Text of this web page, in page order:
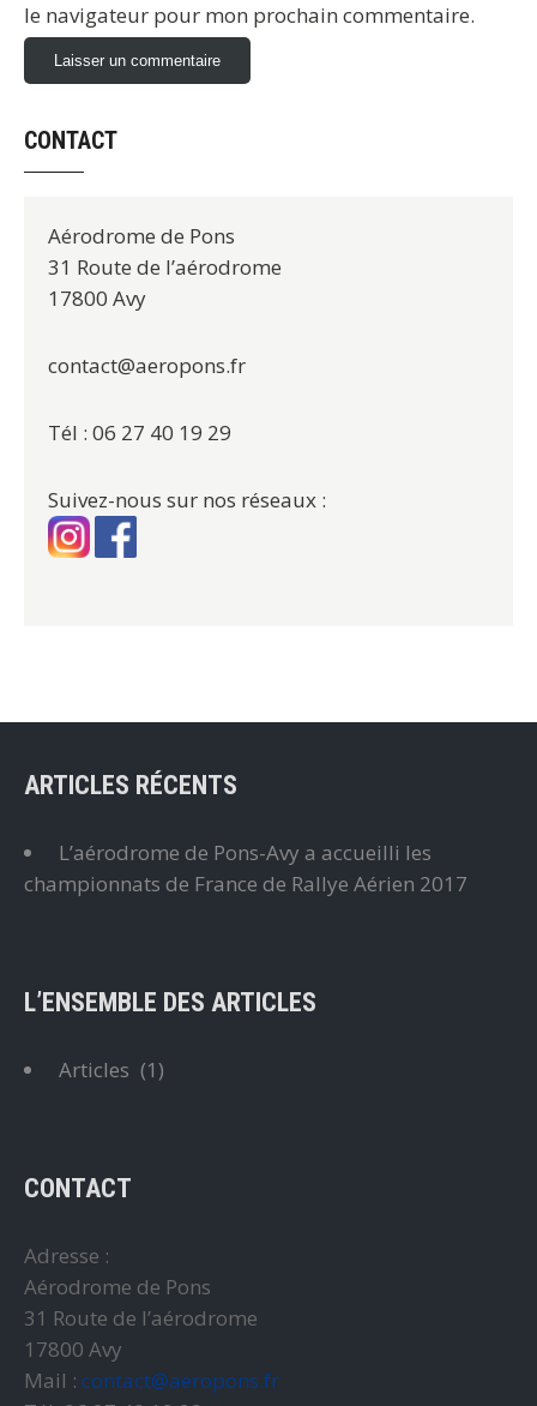
le navigateur pour mon prochain commentaire.
CONTACT
Aérodrome de Pons
31 Route de l’aérodrome
17800 Avy
contact@aeropons.fr
Tél : 06 27 40 19 29
Suivez-nous sur nos réseaux :
ARTICLES RÉCENTS
L’aérodrome de Pons-Avy a accueilli les
championnats de France de Rallye Aérien 2017
L’ENSEMBLE DES ARTICLES
Articles (1)
CONTACT
Adresse :
Aérodrome de Pons
31 Route de l’aérodrome
17800 Avy
Mail : contact@aeropons.fr